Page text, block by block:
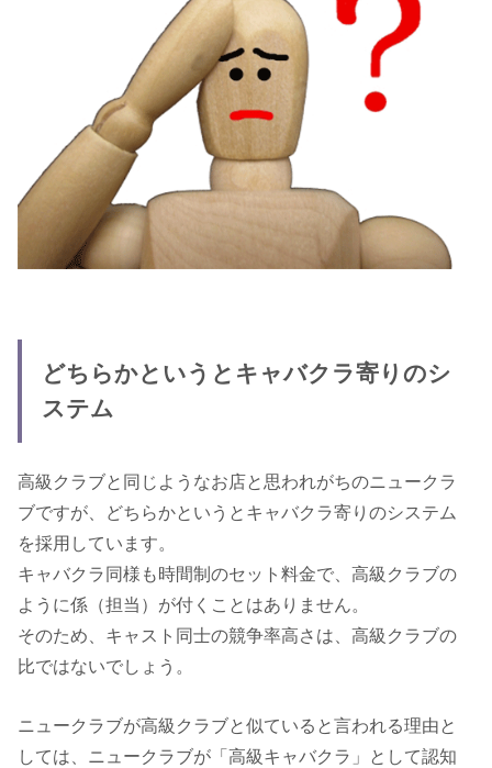
どちらかというとキャバクラ寄りのシ
ステム
高級クラブと同じようなお店と思われがちのニュークラ
ブですが、どちらかというとキャバクラ寄りのシステム
を採用しています。
キャバクラ同様も時間制のセット料金で、高級クラブの
ように係（担当）が付くことはありません。
そのため、キャスト同士の競争率高さは、高級クラブの
比ではないでしょう。
ニュークラブが高級クラブと似ていると言われる理由と
しては、ニュークラブが「高級キャバクラ」として認知